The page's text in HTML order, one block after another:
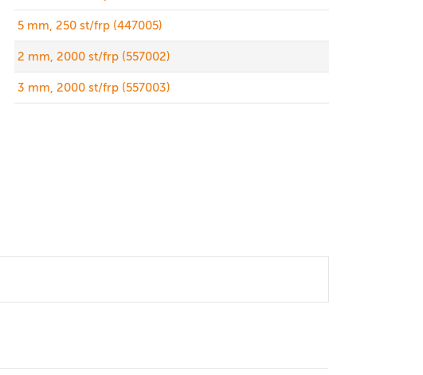
5 mm, 250 st/frp (447005)
2 mm, 2000 st/frp (557002)
3 mm, 2000 st/frp (557003)